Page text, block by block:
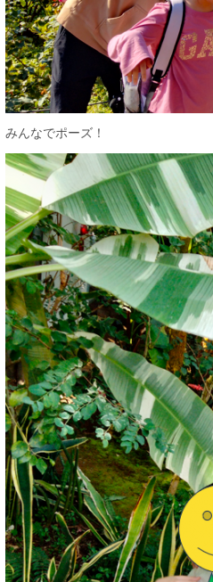
みんなでポーズ！